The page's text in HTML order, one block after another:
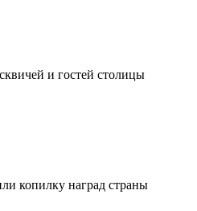
и гостей столицы
копилку наград страны